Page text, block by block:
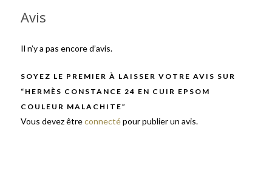
Avis
Il n’y a pas encore d’avis.
SOYEZ LE PREMIER À LAISSER VOTRE AVIS SUR
“HERMÈS CONSTANCE 24 EN CUIR EPSOM
COULEUR MALACHITE”
Vous devez êtreconnectépour publier un avis.